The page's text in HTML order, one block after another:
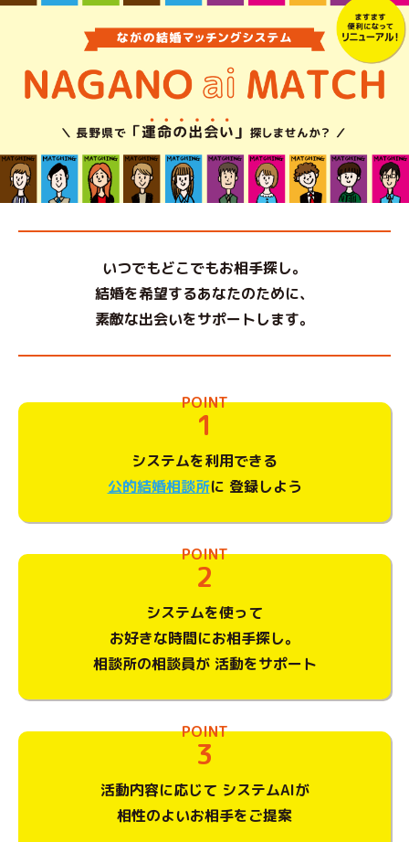
いつでもどこでもお相手探し。
結婚を希望するあなたのために、
素敵な出会いをサポートします。
POINT
1
システムを利用できる
公的結婚相談所に 登録しよう
POINT
2
システムを使って
お好きな時間にお相手探し。
相談所の相談員が活動をサポート
POINT
3
活動内容に応じて システムAIが
相性のよいお相手をご提案